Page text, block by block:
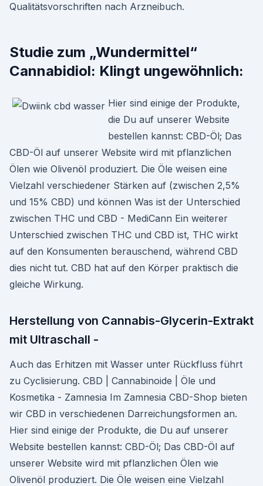
Qualitätsvorschriften nach Arzneibuch.
Studie zum „Wundermittel“
Cannabidiol: Klingt ungewöhnlich:
Hier sind einige der Produkte,
die Du auf unserer Website
bestellen kannst: CBD-Öl; Das
CBD-Öl auf unserer Website wird mit pflanzlichen
Ölen wie Olivenöl produziert. Die Öle weisen eine
Vielzahl verschiedener Stärken auf (zwischen 2,5%
und 15% CBD) und können Was ist der Unterschied
zwischen THC und CBD - MediCann Ein weiterer
Unterschied zwischen THC und CBD ist, THC wirkt
auf den Konsumenten berauschend, während CBD
dies nicht tut. CBD hat auf den Körper praktisch die
gleiche Wirkung.
Herstellung von Cannabis-Glycerin-Extrakt
mit Ultraschall -
Auch das Erhitzen mit Wasser unter Rückfluss führt
zu Cyclisierung. CBD | Cannabinoide | Öle und
Kosmetika - Zamnesia Im Zamnesia CBD-Shop bieten
wir CBD in verschiedenen Darreichungsformen an.
Hier sind einige der Produkte, die Du auf unserer
Website bestellen kannst: CBD-Öl; Das CBD-Öl auf
unserer Website wird mit pflanzlichen Ölen wie
Olivenöl produziert. Die Öle weisen eine Vielzahl